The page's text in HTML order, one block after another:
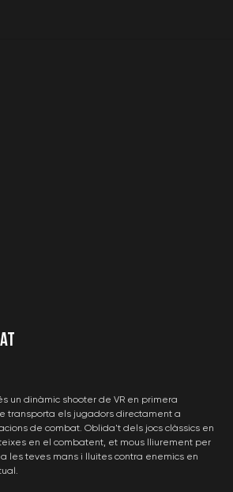
és un dinàmic shooter de VR en primera
transporta els jugadors directament a
de combat. Oblida't dels jocs clàssics en
en el combatent, et mous lliurement per
les teves mans i lluites contra enemics en